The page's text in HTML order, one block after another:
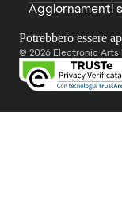
Aggiornamenti
Potrebbero essere
© 2026 Electronic Arts